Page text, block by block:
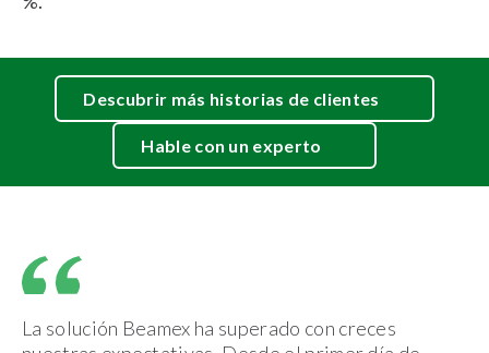
Descubrir más historias de clientes
Hable con un experto
La solución Beamex ha superado con creces